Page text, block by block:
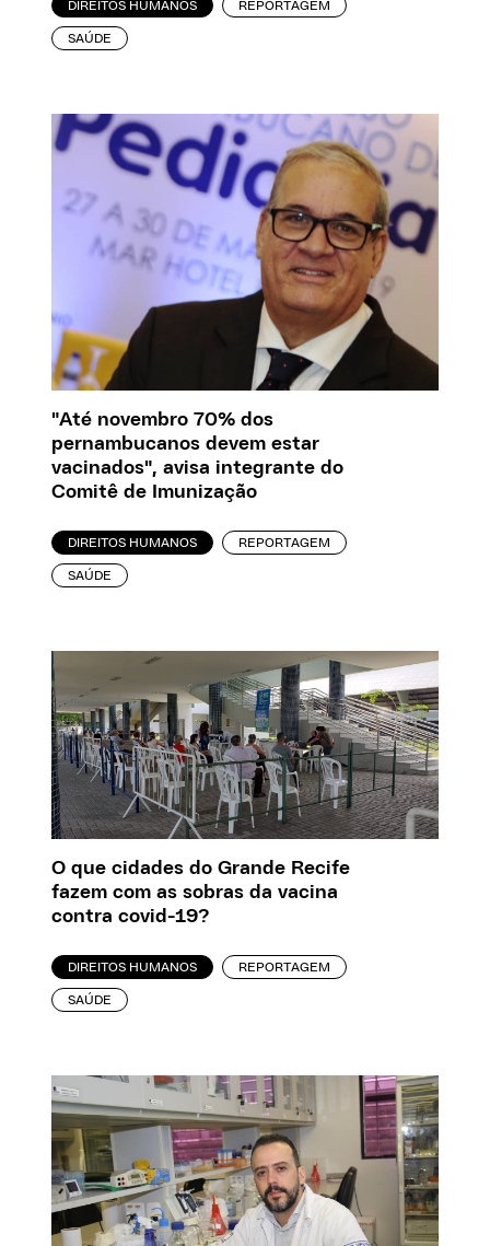
DIREITOS HUMANOS REPORTAGEM
SAÚDE
"Até novembro 70% dos
pernambucanos devem estar
vacinados", avisa integrante do
Comitê de Imunização
DIREITOS HUMANOS REPORTAGEM
SAÚDE
O que cidades do Grande Recife
fazem com as sobras da vacina
contra covid-19?
DIREITOS HUMANOS REPORTAGEM
SAÚDE